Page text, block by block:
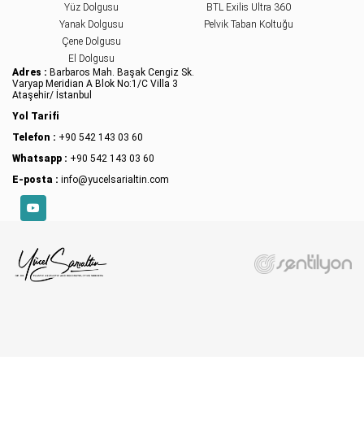
Yüz Dolgusu
Yanak Dolgusu
Çene Dolgusu
El Dolgusu
BTL Exilis Ultra 360
Pelvik Taban Koltuğu
Adres : Barbaros Mah. Başak Cengiz Sk.
Varyap Meridian A Blok No:1/C Villa 3
Ataşehir/ İstanbul
Yol Tarifi
Telefon : +90 542 143 03 60
Whatsapp : +90 542 143 03 60
E-posta : info@yucelsarialtin.com
YouTube